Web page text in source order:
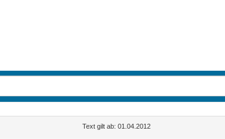
Text gilt ab: 01.04.2012